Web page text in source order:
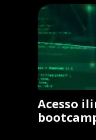
Acesso